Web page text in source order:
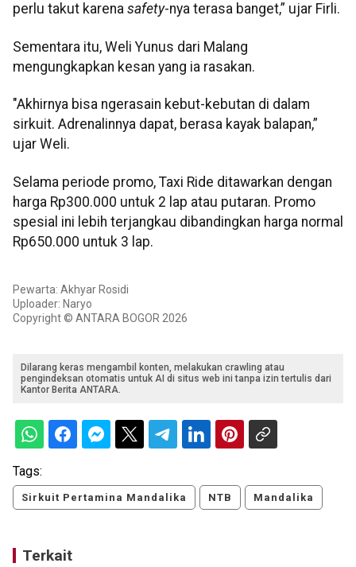
perlu takut karena safety-nya terasa banget,” ujar Firli.
Sementara itu, Weli Yunus dari Malang
mengungkapkan kesan yang ia rasakan.
"Akhirnya bisa ngerasain kebut-kebutan di dalam
sirkuit. Adrenalinnya dapat, berasa kayak balapan,”
ujar Weli.
Selama periode promo, Taxi Ride ditawarkan dengan
harga Rp300.000 untuk 2 lap atau putaran. Promo
spesial ini lebih terjangkau dibandingkan harga normal
Rp650.000 untuk 3 lap.
Pewarta: Akhyar Rosidi
Uploader: Naryo
Copyright © ANTARA BOGOR 2026
Dilarang keras mengambil konten, melakukan crawling atau
pengindeksan otomatis untuk AI di situs web ini tanpa izin tertulis dari
Kantor Berita ANTARA.
Tags:
Sirkuit Pertamina Mandalika NTB Mandalika
Terkait